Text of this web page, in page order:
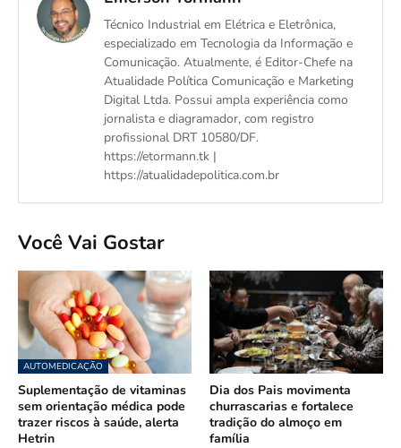
Técnico Industrial em Elétrica e Eletrônica,
especializado em Tecnologia da Informação e
Comunicação. Atualmente, é Editor-Chefe na
Atualidade Política Comunicação e Marketing
Digital Ltda. Possui ampla experiência como
jornalista e diagramador, com registro
profissional DRT 10580/DF.
https://etormann.tk |
https://atualidadepolitica.com.br
Você Vai Gostar
AUTOMEDICAÇÃO
Suplementação de vitaminas
sem orientação médica pode
trazer riscos à saúde, alerta
Hetrin
Dia dos Pais movimenta
churrascarias e fortalece
tradição do almoço em
família